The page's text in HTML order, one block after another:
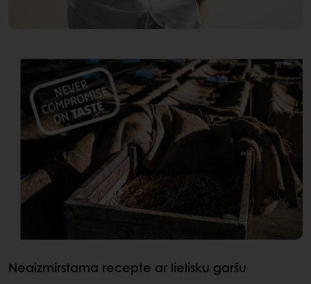
Neaizmirstama recepte ar lielisku garšu